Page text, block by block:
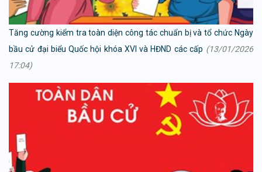
Tăng cường kiểm tra toàn diện công tác chuẩn bị và tổ chức Ngày
bầu cử đại biểu Quốc hội khóa XVI và HĐND các cấp (13/01/2026
17:04)